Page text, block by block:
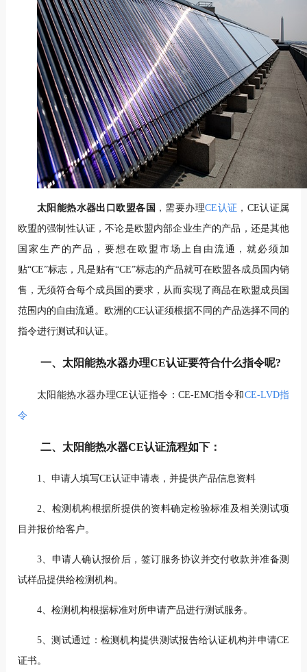
太阳能热水器出口欧盟各国 ，需要办理CE认证 ，CE认证属
欧盟的强制性认证，不论是欧盟内部企业生产的产品，还是其他
国家生产的产品，要想在欧盟市场上自由流通，就必须加
贴“CE”标志，凡是贴有“CE”标志的产品就可在欧盟各成员国内销
售，无须符合每个成员国的要求，从而实现了商品在欧盟成员国
范围内的自由流通。欧洲的CE认证须根据不同的产品选择不同的
指令进行测试和认证。
一、太阳能热水器办理CE认证要符合什么指令呢?
太阳能热水器办理CE认证指令：CE-EMC指令和CE-LVD指
令
二、太阳能热水器CE认证流程如下：
1、申请人填写CE认证申请表，并提供产品信息资料
2、检测机构根据所提供的资料确定检验标准及相关测试项
目并报价给客户。
3、申请人确认报价后，签订服务协议并交付收款并准备测
试样品提供给检测机构。
4、检测机构根据标准对所申请产品进行测试服务。
5、测试通过：检测机构提供测试报告给认证机构并申请CE
证书。